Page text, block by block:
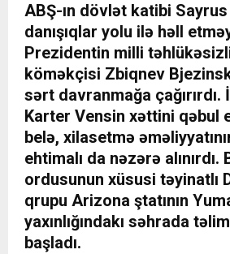
ABŞ-ın dövlət katibi Sayrus
danışıqlar yolu ilə həll
Prezidentin milli
köməkçisi Zbiqnev
sərt davranmağa çağırırdı.
Karter Vensin xəttini qəbul
belə, xilasetmə
ehtimalı da nəzərə
ordusunun xüsusi təyinatlı
qrupu Arizona ştatının
yaxınlığındakı səhrada
başladı.